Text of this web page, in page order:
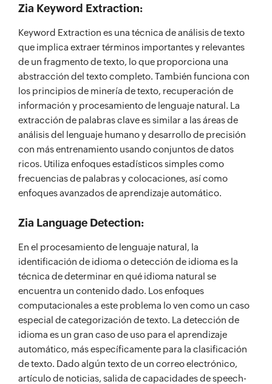
Zia Keyword Extraction:
Keyword Extraction es una técnica de análisis de texto
que implica extraer términos importantes y relevantes
de un fragmento de texto, lo que proporciona una
abstracción del texto completo. También funciona con
los principios de minería de texto, recuperación de
información y procesamiento de lenguaje natural. La
extracción de palabras clave es similar a las áreas de
análisis del lenguaje humano y desarrollo de precisión
con más entrenamiento usando conjuntos de datos
ricos. Utiliza enfoques estadísticos simples como
frecuencias de palabras y colocaciones, así como
enfoques avanzados de aprendizaje automático.
Zia Language Detection:
En el procesamiento de lenguaje natural, la
identificación de idioma o detección de idioma es la
técnica de determinar en qué idioma natural se
encuentra un contenido dado. Los enfoques
computacionales a este problema lo ven como un caso
especial de categorización de texto. La detección de
idioma es un gran caso de uso para el aprendizaje
automático, más específicamente para la clasificación
de texto. Dado algún texto de un correo electrónico,
artículo de noticias, salida de capacidades de speech-